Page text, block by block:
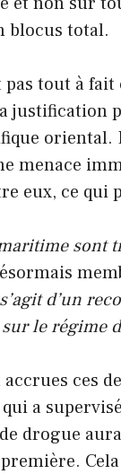
blocus total.
tout à
justification
menace
eux, ce qui
sont
d’un
le régime
ces
a
drogue